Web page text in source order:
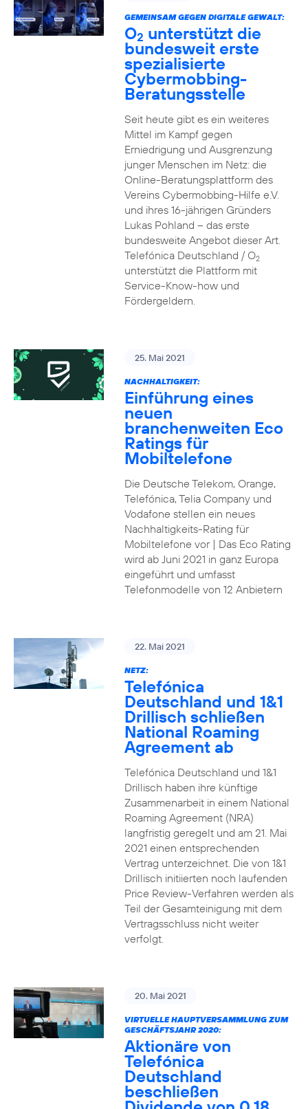
GEMEINSAM GEGEN DIGITALE GEWALT:
O2 unterstützt die
bundesweit erste
spezialisierte
Cybermobbing-
Beratungsstelle
Seit heute gibt es ein weiteres
Mittel im Kampf gegen
Erniedrigung und Ausgrenzung
junger Menschen im Netz: die
Online-Beratungsplattform des
Vereins Cybermobbing-Hilfe e.V.
und ihres 16-jährigen Gründers
Lukas Pohland – das erste
bundesweite Angebot dieser Art.
Telefónica Deutschland / O2
unterstützt die Plattform mit
Service-Know-how und
Fördergeldern.
25. Mai 2021
NACHHALTIGKEIT:
Einführung eines
neuen
branchenweiten Eco
Ratings für
Mobiltelefone
Die Deutsche Telekom, Orange,
Telefónica, Telia Company und
Vodafone stellen ein neues
Nachhaltigkeits-Rating für
Mobiltelefone vor | Das Eco Rating
wird ab Juni 2021 in ganz Europa
eingeführt und umfasst
Telefonmodelle von 12 Anbietern
22. Mai 2021
NETZ:
Telefónica
Deutschland und 1&1
Drillisch schließen
National Roaming
Agreement ab
Telefónica Deutschland und 1&1
Drillisch haben ihre künftige
Zusammenarbeit in einem National
Roaming Agreement (NRA)
langfristig geregelt und am 21. Mai
2021 einen entsprechenden
Vertrag unterzeichnet. Die von 1&1
Drillisch initiierten noch laufenden
Price Review-Verfahren werden als
Teil der Gesamteinigung mit dem
Vertragsschluss nicht weiter
verfolgt.
20. Mai 2021
VIRTUELLE HAUPTVERSAMMLUNG ZUM
GESCHÄFTSJAHR 2020:
Aktionäre von
Telefónica
Deutschland
beschließen